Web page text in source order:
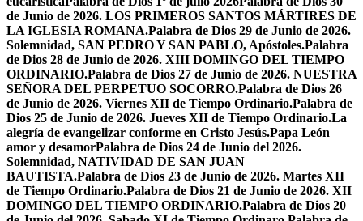
de Junio de 2026. LOS PRIMEROS SANTOS MÁRTIRES DE
LA IGLESIA ROMANA.Palabra de Dios 29 de Junio de 2026.
Solemnidad, SAN PEDRO Y SAN PABLO, Apóstoles.Palabra
de Dios 28 de Junio de 2026. XIII DOMINGO DEL TIEMPO
ORDINARIO.Palabra de Dios 27 de Junio de 2026. NUESTRA
SEÑORA DEL PERPETUO SOCORRO.Palabra de Dios 26
de Junio de 2026. Viernes XII de Tiempo Ordinario.Palabra de
Dios 25 de Junio de 2026. Jueves XII de Tiempo Ordinario.La
alegría de evangelizar conforme en Cristo Jesús.Papa León
amor y desamorPalabra de Dios 24 de Junio del 2026.
Solemnidad, NATIVIDAD DE SAN JUAN
BAUTISTA.Palabra de Dios 23 de Junio de 2026. Martes XII
de Tiempo Ordinario.Palabra de Dios 21 de Junio de 2026. XII
DOMINGO DEL TIEMPO ORDINARIO.Palabra de Dios 20